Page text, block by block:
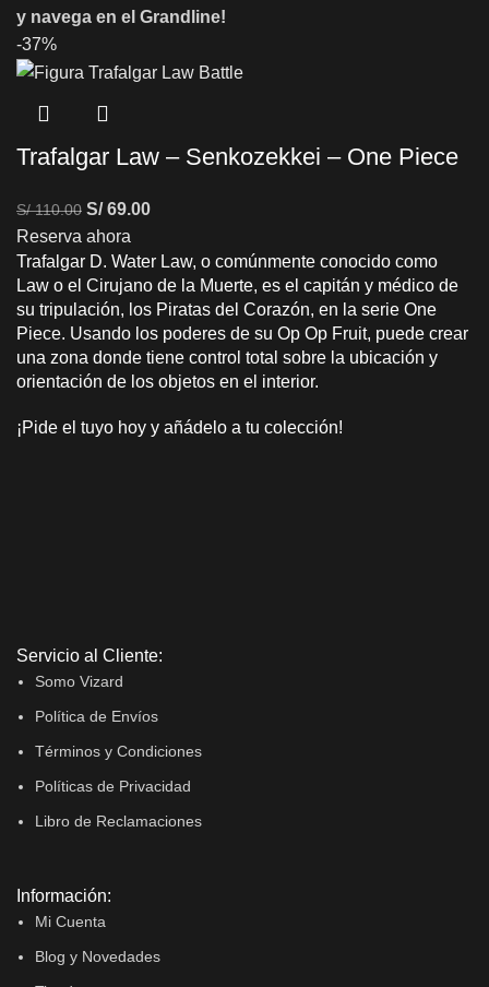
y navega en el Grandline!
-37%
Trafalgar Law – Senkozekkei – One Piece
S/110.00 S/69.00
Reserva ahora
Trafalgar D. Water Law, o comúnmente conocido como
Law o el Cirujano de la Muerte, es el capitán y médico de
su tripulación, los Piratas del Corazón, en la serie One
Piece. Usando los poderes de su Op Op Fruit, puede crear
una zona donde tiene control total sobre la ubicación y
orientación de los objetos en el interior.
¡Pide el tuyo hoy y añádelo a tu colección!
Servicio al Cliente:
Somo Vizard
Política de Envíos
Términos y Condiciones
Políticas de Privacidad
Libro de Reclamaciones
Información:
Mi Cuenta
Blog y Novedades